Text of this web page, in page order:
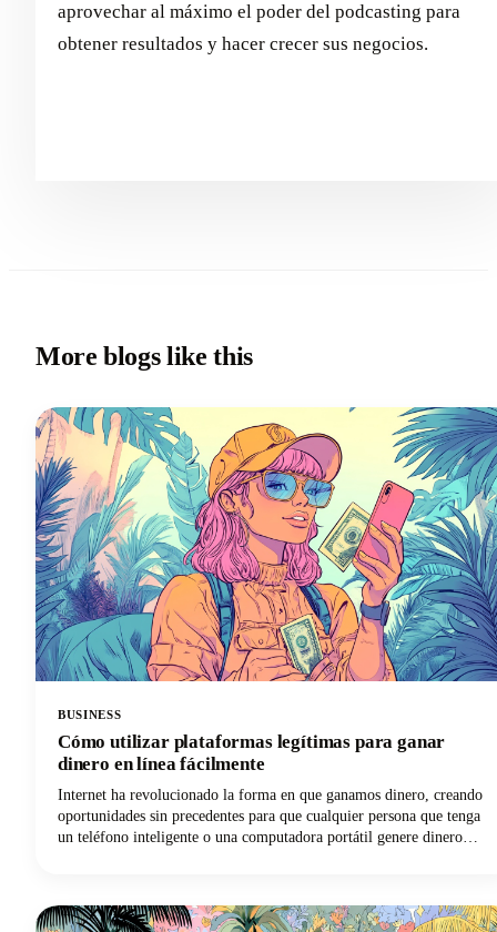
aprovechar al máximo el poder del podcasting para
obtener resultados y hacer crecer sus negocios.
More blogs like this
BUSINESS
Cómo utilizar plataformas legítimas para ganar
dinero en línea fácilmente
Internet ha revolucionado la forma en que ganamos dinero, creando
oportunidades sin precedentes para que cualquier persona que tenga
un teléfono inteligente o una computadora portátil genere dinero
Por eso, hemos preparado esta guía completa para ayudarte a